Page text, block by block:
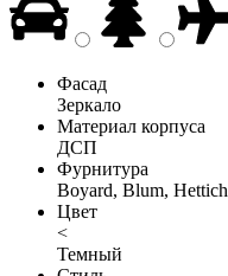
Фасад
Зеркало
Материал корпуса
ДСП
Фурнитура
Boyard, Blum, Hettich
Цвет
<
Темный